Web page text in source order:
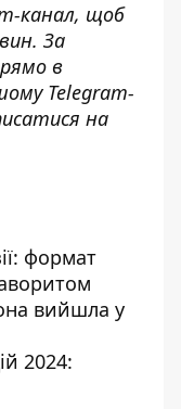
канал, щоб
За
в
Telegram-
на
формат
вийшла у
2024: